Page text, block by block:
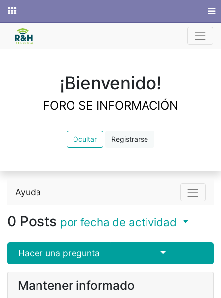
¡Bienvenido!
FORO SE INFORMACIÓN
Ocultar Registrarse
Ayuda
0 Posts por fecha de actividad
Hacer una pregunta Select Post
Mantener informado